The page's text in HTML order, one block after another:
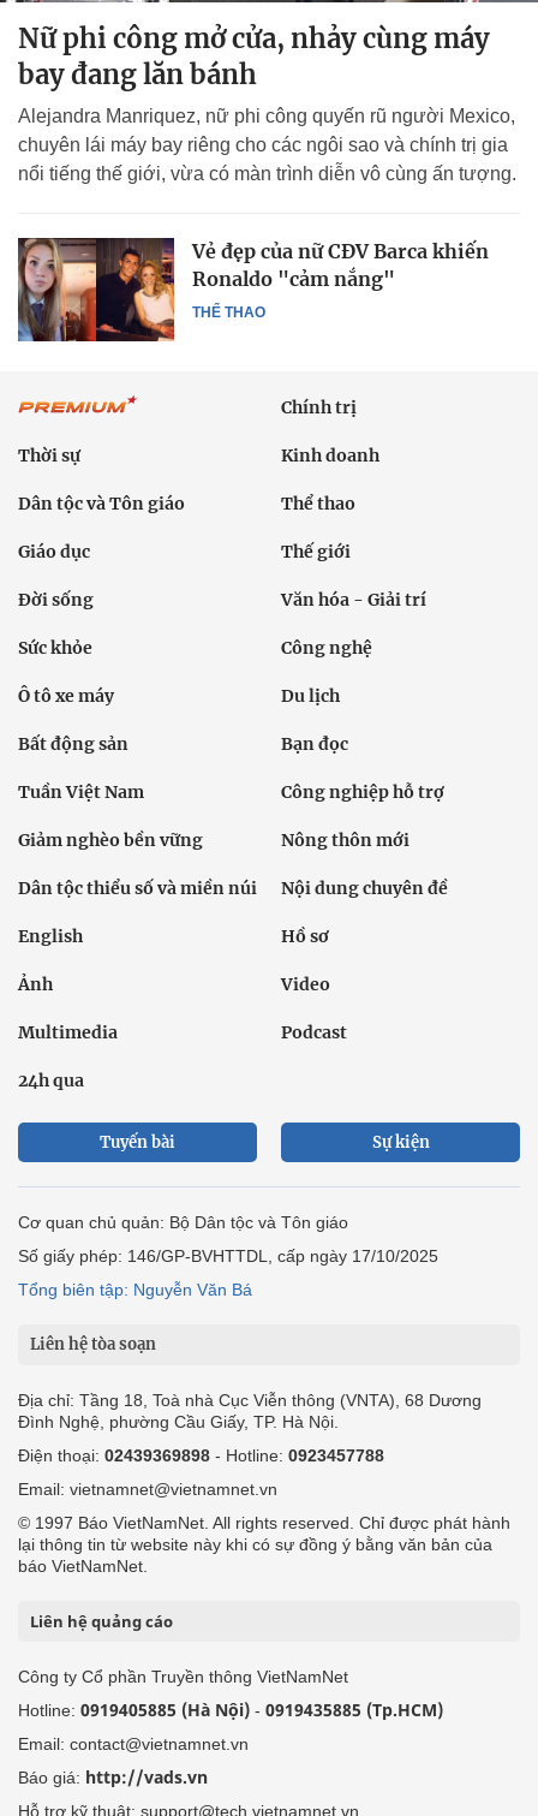
Nữ phi công mở cửa, nhảy cùng máy
bay đang lăn bánh
Alejandra Manriquez, nữ phi công quyến rũ người Mexico,
chuyên lái máy bay riêng cho các ngôi sao và chính trị gia
nổi tiếng thế giới, vừa có màn trình diễn vô cùng ấn tượng.
THỂ THAO
Vẻ đẹp của nữ CĐV Barca khiến
Ronaldo "cảm nắng"
Chính trị
Thời sự Kinh doanh
Dân tộc và Tôn giáo Thể thao
Giáo dục Thế giới
Đời sống Văn hóa - Giải trí
Sức khỏe Công nghệ
Ô tô xe máy Du lịch
Bất động sản Bạn đọc
Tuần Việt Nam Công nghiệp hỗ trợ
Giảm nghèo bền vững Nông thôn mới
Dân tộc thiểu số và miền núi Nội dung chuyên đề
English Hồ sơ
Ảnh Video
Multimedia Podcast
24h qua
Tuyến bài Sự kiện
Cơ quan chủ quản: Bộ Dân tộc và Tôn giáo
Số giấy phép: 146/GP-BVHTTDL, cấp ngày 17/10/2025
Tổng biên tập: Nguyễn Văn Bá
Liên hệ tòa soạn
Địa chỉ: Tầng 18, Toà nhà Cục Viễn thông (VNTA), 68 Dương
Đình Nghệ, phường Cầu Giấy, TP. Hà Nội.
Điện thoại: 02439369898 - Hotline: 0923457788
Email: vietnamnet@vietnamnet.vn
© 1997 Báo VietNamNet. All rights reserved. Chỉ được phát hành
lại thông tin từ website này khi có sự đồng ý bằng văn bản của
báo VietNamNet.
Liên hệ quảng cáo
Công ty Cổ phần Truyền thông VietNamNet
Hotline: 0919405885 (Hà Nội) - 0919435885 (Tp.HCM)
Email: contact@vietnamnet.vn
Báo giá: http://vads.vn
Hỗ trợ kỹ thuật: support@tech.vietnamnet.vn